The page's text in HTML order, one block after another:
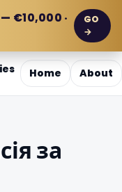
€10,000 ·
GO
→
Home About
за